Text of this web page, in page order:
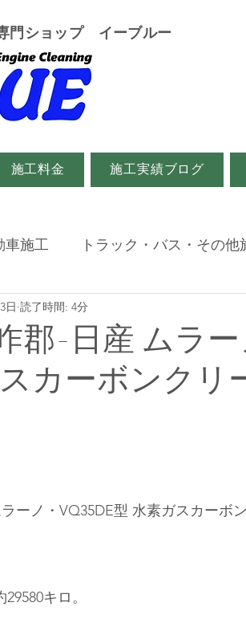
門ショップ イーブルー
施工料金 施工実績ブログ
車施工 トラック・バス・その他
郡-日産 ムラ
カーボンクリ
日 読了時間: 4分
ーノ・VQ35DE型 水素ガスカーボ
キロ。